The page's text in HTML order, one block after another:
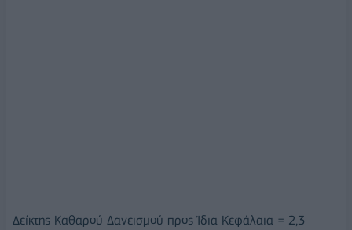
Δείκτης Καθαρού Δανεισμού προς Ίδια Κεφάλαια = 2,3